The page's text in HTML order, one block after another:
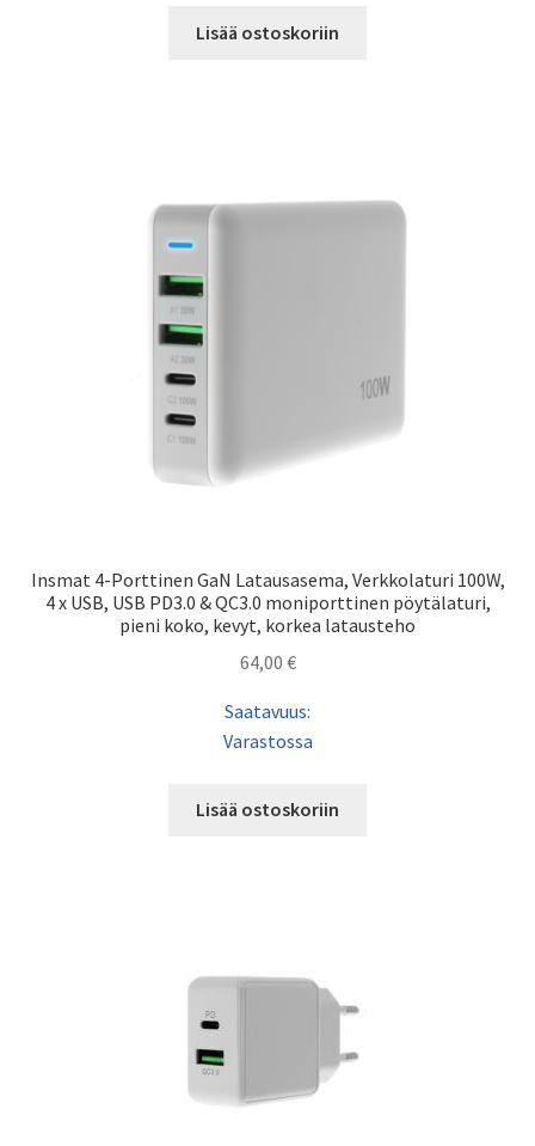
Lisää ostoskoriin
Insmat 4-Porttinen GaN Latausasema, Verkkolaturi 100W,
4 x USB, USB PD3.0 & QC3.0 moniporttinen pöytälaturi,
pieni koko, kevyt, korkea latausteho
64,00 €
Saatavuus:
Varastossa
Lisää ostoskoriin